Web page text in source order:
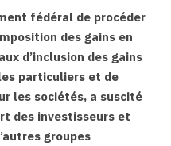
fédéral de procéder
des gains en
d’inclusion des gains
particuliers et de
les sociétés, a suscité
des investisseurs et
groupes